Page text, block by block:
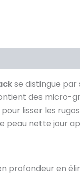
se distingue
des micro-
lisser les
peau nette jour
profondeur en